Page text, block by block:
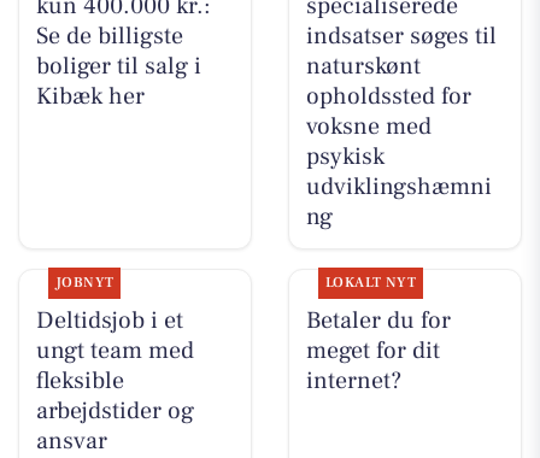
Se de billigste
boliger til salg i
Kibæk her
indsatser søges til
naturskønt
opholdssted for
voksne med
psykisk
udviklingshæmni
ng
JOBNYT
Deltidsjob i et
ungt team med
fleksible
arbejdstider og
ansvar
LOKALT NYT
Betaler du for
meget for dit
internet?